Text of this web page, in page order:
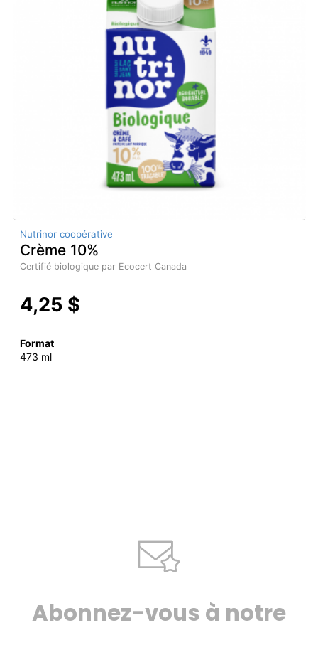
Nutrinor coopérative
Crème 10%
Certifié biologique par Ecocert Canada
4,25 $
Format
473 ml
Abonnez-vous à notre